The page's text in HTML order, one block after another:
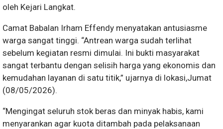
oleh Kejari Langkat.
Camat Babalan Irham Effendy menyatakan antusiasme
warga sangat tinggi. “Antrean warga sudah terlihat
sebelum kegiatan resmi dimulai. Ini bukti masyarakat
sangat terbantu dengan selisih harga yang ekonomis dan
kemudahan layanan di satu titik,” ujarnya di lokasi,Jumat
(08/05/2026).
“Mengingat seluruh stok beras dan minyak habis, kami
menyarankan agar kuota ditambah pada pelaksanaan